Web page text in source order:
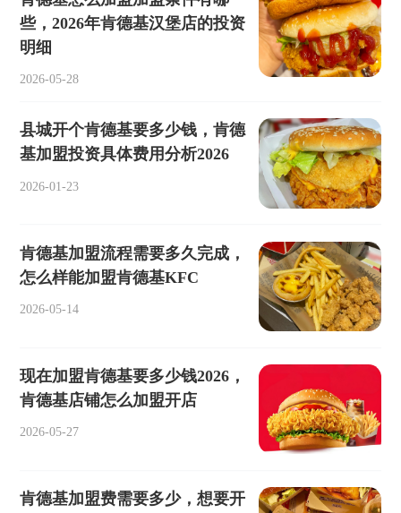
些，2026年肯德基汉堡店的投资
明细
2026-05-28
县城开个肯德基要多少钱，肯德
基加盟投资具体费用分析2026
2026-01-23
肯德基加盟流程需要多久完成，
怎么样能加盟肯德基KFC
2026-05-14
现在加盟肯德基要多少钱2026，
肯德基店铺怎么加盟开店
2026-05-27
肯德基加盟费需要多少，想要开